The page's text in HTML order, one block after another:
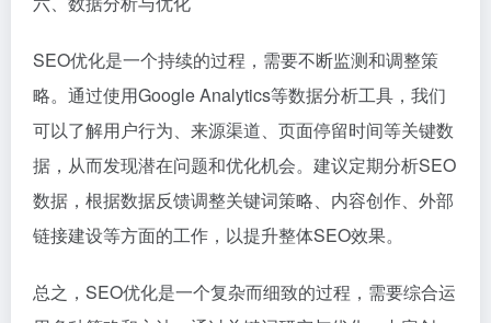
SEO优化是一个持续的过程，需要不断监测和调整策
略。通过使用Google Analytics等数据分析工具，我们
可以了解用户行为、来源渠道、页面停留时间等关键数
据，从而发现潜在问题和优化机会。建议定期分析SEO
数据，根据数据反馈调整关键词策略、内容创作、外部
链接建设等方面的工作，以提升整体SEO效果。
总之，SEO优化是一个复杂而细致的过程，需要综合运